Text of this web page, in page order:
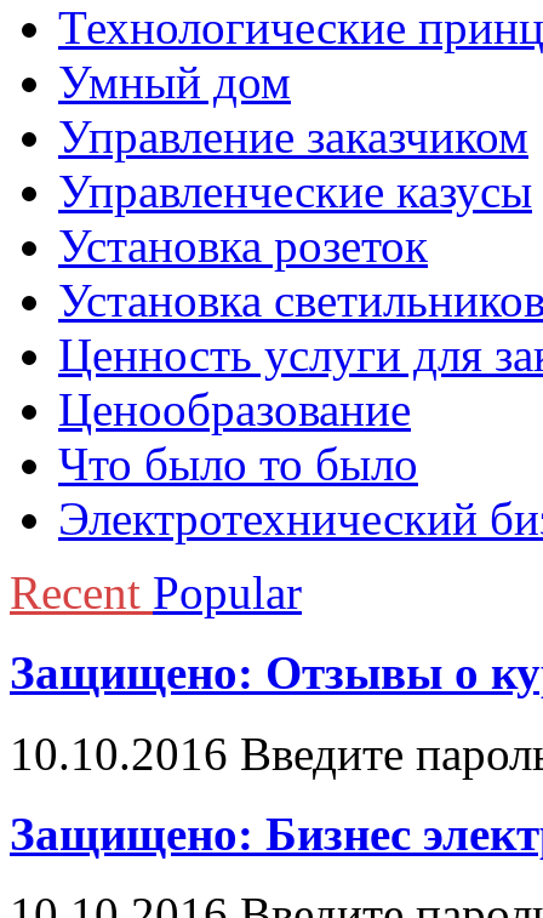
Технологические
Умный дом
Управление заказчиком
Управленческие казусы
Установка розеток
Установка
Ценность услуги для
Ценообразование
Что было то было
Электротехнический
Recent Popular
Защищено: Отзывы о
10.10.2016 Введите
Защищено: Бизнес